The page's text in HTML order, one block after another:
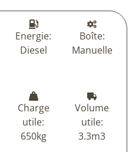
Energie:
Diesel
Boîte:
Manuelle
Charge
utile:
650kg
Volume
utile:
3.3m3